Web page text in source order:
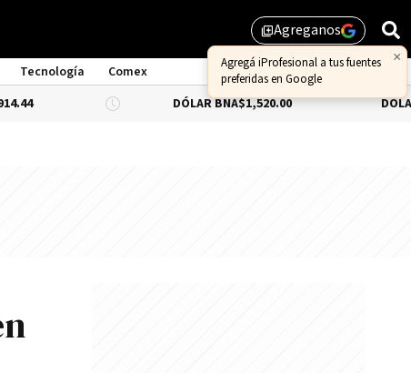
library_addAgreganos
Tecnología
Comex
DÓLAR BNA $1,520.00 DÓLAR BLUE-